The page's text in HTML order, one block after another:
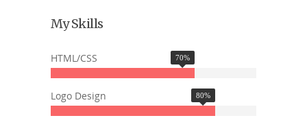
My Skills
HTML/CSS 70%
Logo Design 80%